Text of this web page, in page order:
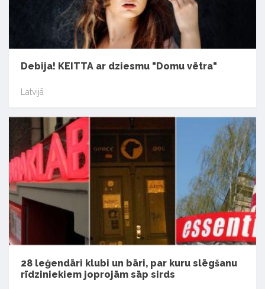
Debija! KEITTA ar dziesmu "Domu vētra"
Latvijā
28 leģendāri klubi un bāri, par kuru slēgšanu
rīdziniekiem joprojām sāp sirds